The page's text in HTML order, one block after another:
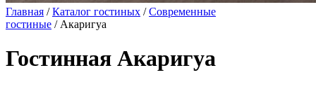
Главная /Каталог гостиных /Современные
гостиные / Акаригуа
Гостинная Акаригуа